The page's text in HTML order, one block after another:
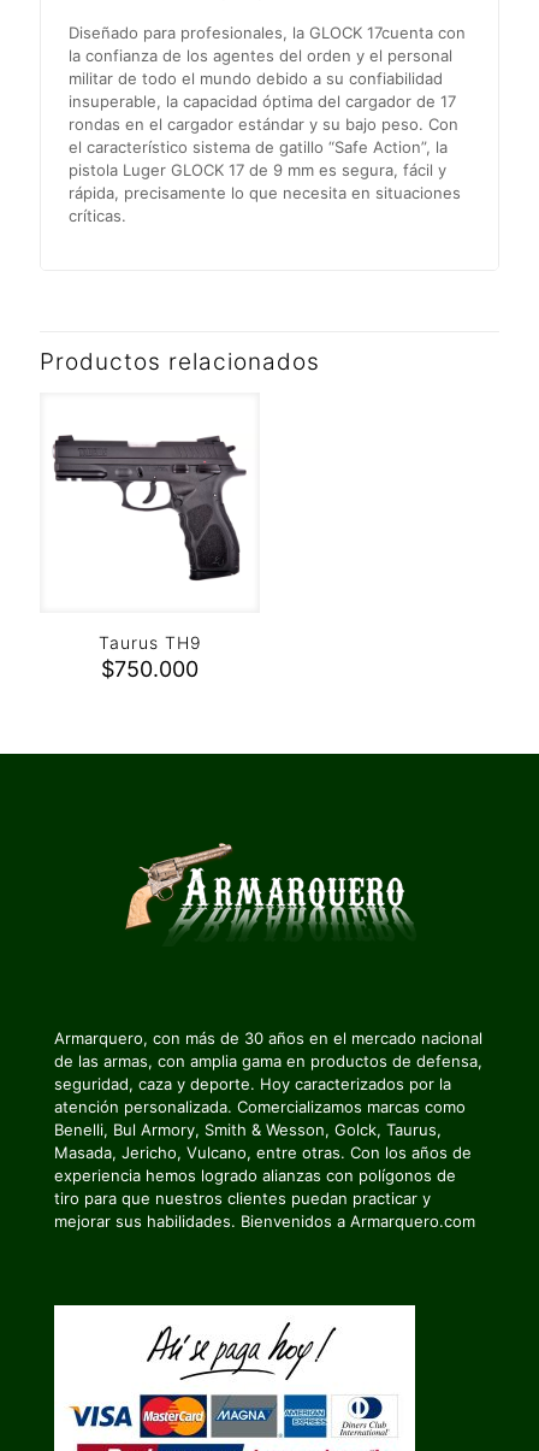
Diseñado para profesionales, la GLOCK 17cuenta con
la confianza de los agentes del orden y el personal
militar de todo el mundo debido a su confiabilidad
insuperable, la capacidad óptima del cargador de 17
rondas en el cargador estándar y su bajo peso. Con
el característico sistema de gatillo “Safe Action”, la
pistola Luger GLOCK 17 de 9 mm es segura, fácil y
rápida, precisamente lo que necesita en situaciones
críticas.
Productos relacionados
Taurus TH9
$750.000
Armarquero, con más de 30 años en el mercado nacional
de las armas, con amplia gama en productos de defensa,
seguridad, caza y deporte. Hoy caracterizados por la
atención personalizada. Comercializamos marcas como
Benelli, Bul Armory, Smith & Wesson, Golck, Taurus,
Masada, Jericho, Vulcano, entre otras. Con los años de
experiencia hemos logrado alianzas con polígonos de
tiro para que nuestros clientes puedan practicar y
mejorar sus habilidades. Bienvenidos a Armarquero.com